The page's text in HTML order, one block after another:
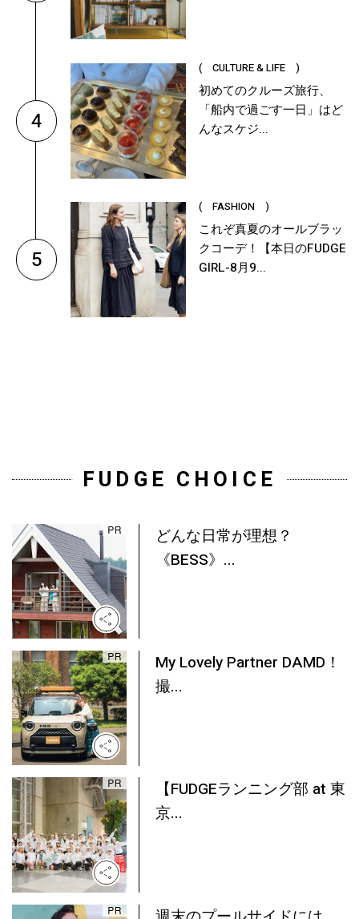
4
( CULTURE & LIFE )
初めてのクルーズ旅行、
「船内で過ごす一日」はど
んなスケジ...
5
( FASHION )
これぞ真夏のオールブラッ
クコーデ！【本日のFUDGE
GIRL-8月9...
FUDGE CHOICE
どんな日常が理想？
《BESS》...
My Lovely Partner DAMD！
撮...
【FUDGEランニング部 at 東
京...